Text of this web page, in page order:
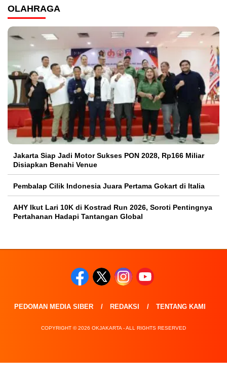
OLAHRAGA
Jakarta Siap Jadi Motor Sukses PON 2028, Rp166 Miliar
Disiapkan Benahi Venue
Pembalap Cilik Indonesia Juara Pertama Gokart di Italia
AHY Ikut Lari 10K di Kostrad Run 2026, Soroti Pentingnya
Pertahanan Hadapi Tantangan Global
PEDOMAN MEDIA SIBER REDAKSI TENTANG KAMI
COPYRIGHT © 2026 OKJAKARTA - ALL RIGHTS RESERVED